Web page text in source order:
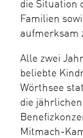
die Situation
Familien
aufmerksam
Alle zwei
beliebte
Wörthsee
die
Mitmach-